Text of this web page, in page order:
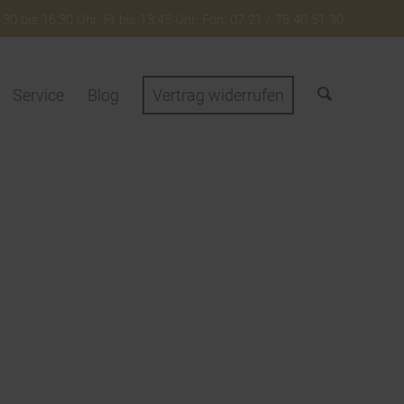
bis 16:30 Uhr. Fr bis 13:45 Uhr. Fon: 07 21 / 75 40 51 30
Service Blog Vertrag widerrufen